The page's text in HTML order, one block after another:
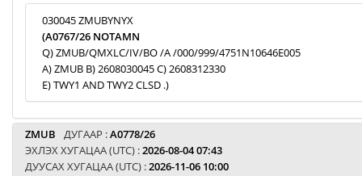
030045 ZMUBYNYX
(A0767/26 NOTAMN
Q) ZMUB/QMXLC/IV/BO /A /000/999/4751N10646E005
A) ZMUB B) 2608030045 C) 2608312330
E) TWY1 AND TWY2 CLSD .)
ZMUB ДУГААР :A0778/26
ЭХЛЭХ ХУГАЦАА (UTC) :2026-08-04 07:43
ДУУСАХ ХУГАЦАА (UTC) :2026-11-06 10:00